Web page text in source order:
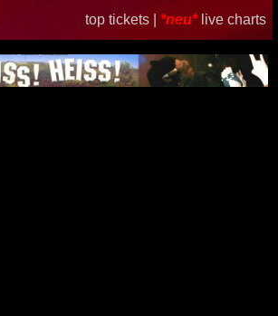
top tickets | *neu* live charts